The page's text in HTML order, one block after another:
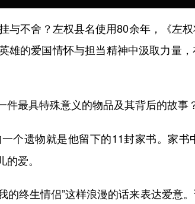
不舍？左权县名使用80余年，《左
雄的爱国情怀与担当精神中汲取力量
最具特殊意义的物品及其背后的故事
个遗物就是他留下的11封家书。家
爱。
终生情侣”这样浪漫的话来表达爱意